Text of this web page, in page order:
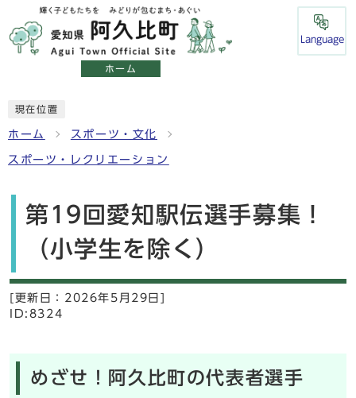
ホーム
Language
現在位置
ホーム スポーツ・文化
スポーツ・レクリエーション
第19回愛知駅伝選手募集！
（小学生を除く）
[更新日： 2026年5月29日]
ID:8324
めざせ！阿久比町の代表者選手